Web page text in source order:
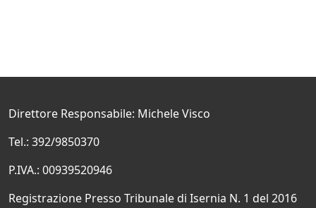
Direttore Responsabile: Michele Visco
Tel.: 392/9850370
P.IVA.: 00939520946
Registrazione Presso Tribunale di Isernia N. 1 del 2016